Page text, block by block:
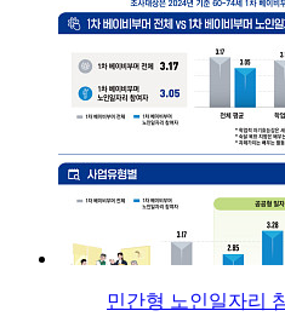
민간형 노인일자리